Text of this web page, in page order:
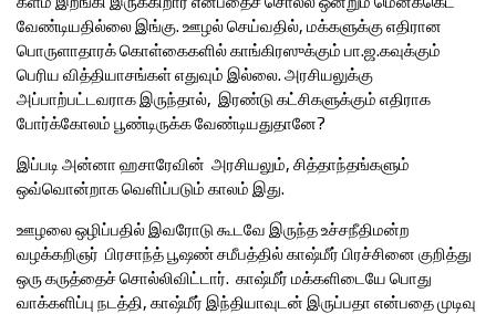
வேண்டியதில்லை இங்கு. ஊழல் செய்வதில், மக்களுக்கு எதிரான
பொருளாதாரக் கொள்கைகளில் காங்கிரஸுக்கும் பா.ஜ.கவுக்கும்
பெரிய வித்தியாசங்கள் எதுவும் இல்லை. அரசியலுக்கு
அப்பாற்பட்டவராக இருந்தால், இரண்டு கட்சிகளுக்கும் எதிராக
போர்க்கோலம் பூண்டிருக்க வேண்டியதுதானே?
இப்படி அன்னா ஹசாரேவின் அரசியலும், சித்தாந்தங்களும்
ஒவ்வொன்றாக வெளிப்படும் காலம் இது.
ஊழலை ஒழிப்பதில் இவரோடு கூடவே இருந்த உச்சநீதிமன்ற
வழக்கறிஞர் பிரசாந்த் பூஷண் சமீபத்தில் காஷ்மீர் பிரச்சினை குறித்து
ஒரு கருத்தைச் சொல்லிவிட்டார். காஷ்மீர் மக்களிடையே பொது
வாக்களிப்பு நடத்தி, காஷ்மீர் இந்தியாவுடன் இருப்பதா என்பதை முடிவு